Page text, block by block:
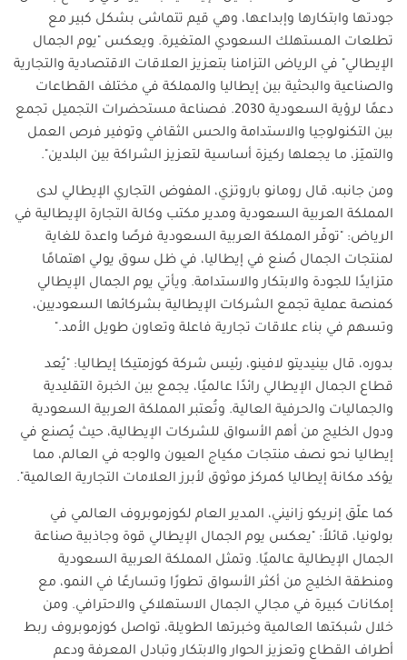
جودتها وابتكارها وإبداعها، وهي قيم تتماشى بشكل كبير مع
تطلعات المستهلك السعودي المتغيرة. ويعكس "يوم الجمال
الإيطالي" في الرياض التزامنا بتعزيز العلاقات الاقتصادية والتجارية
والصناعية والبحثية بين إيطاليا والمملكة في مختلف القطاعات
دعمًا لرؤية السعودية 2030. فصناعة مستحضرات التجميل تجمع
بين التكنولوجيا والاستدامة والحس الثقافي وتوفير فرص العمل
والتميّز، ما يجعلها ركيزة أساسية لتعزيز الشراكة بين البلدين".
ومن جانبه، قال رومانو باروتزي، المفوض التجاري الإيطالي لدى
المملكة العربية السعودية ومدير مكتب وكالة التجارة الإيطالية في
الرياض: "توفّر المملكة العربية السعودية فرصًا واعدة للغاية
لمنتجات الجمال صُنع في إيطاليا، في ظل سوق يولي اهتمامًا
متزايدًا للجودة والابتكار والاستدامة. ويأتي يوم الجمال الإيطالي
كمنصة عملية تجمع الشركات الإيطالية بشركائها السعوديين،
وتسهم في بناء علاقات تجارية فاعلة وتعاون طويل الأمد."
بدوره، قال بينيديتو لافينو، رئيس شركة كوزمتيكا إيطاليا: "يُعد
قطاع الجمال الإيطالي رائدًا عالميًا، يجمع بين الخبرة التقليدية
والجماليات والحرفية العالية. وتُعتبر المملكة العربية السعودية
ودول الخليج من أهم الأسواق للشركات الإيطالية، حيث يُصنع في
إيطاليا نحو نصف منتجات مكياج العيون والوجه في العالم، مما
يؤكد مكانة إيطاليا كمركز موثوق لأبرز العلامات التجارية العالمية".
كما علّق إنريكو زانيني، المدير العام لكوزموبروف العالمي في
بولونيا، قائلاً: "يعكس يوم الجمال الإيطالي قوة وجاذبية صناعة
الجمال الإيطالية عالميًا. وتمثل المملكة العربية السعودية
ومنطقة الخليج من أكثر الأسواق تطورًا وتسارعًا في النمو، مع
إمكانات كبيرة في مجالي الجمال الاستهلاكي والاحترافي. ومن
خلال شبكتها العالمية وخبرتها الطويلة، تواصل كوزموبروف ربط
أطراف القطاع وتعزيز الحوار والابتكار وتبادل المعرفة ودعم